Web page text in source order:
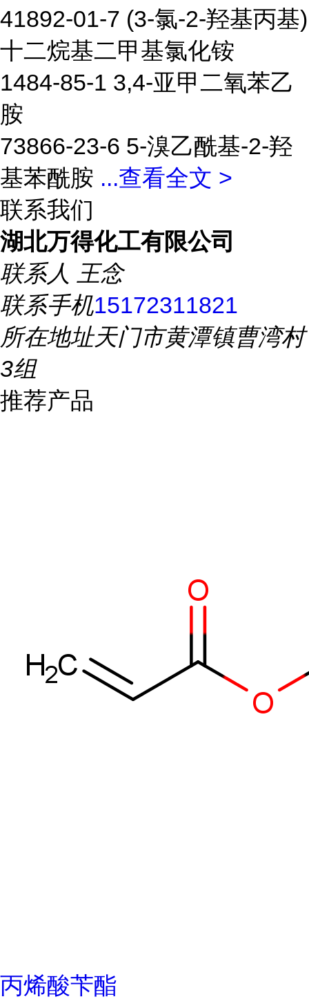
41892-01-7 (3-氯-2-羟基丙基)
十二烷基二甲基氯化铵
1484-85-1 3,4-亚甲二氧苯乙
胺
73866-23-6 5-溴乙酰基-2-羟
基苯酰胺 ...查看全文 >
联系我们
湖北万得化工有限公司
联系人 王念
联系手机15172311821
所在地址天门市黄潭镇曹湾村
3组
推荐产品
丙烯酸苄酯